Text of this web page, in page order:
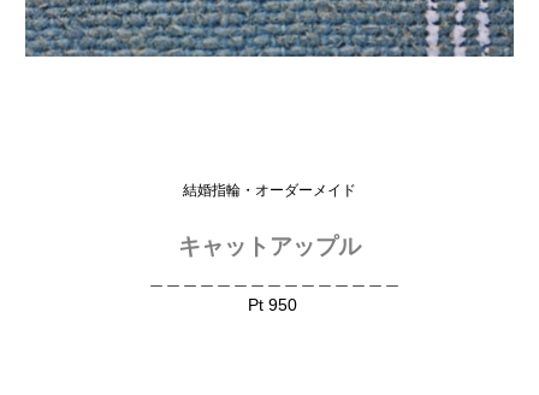
結婚指輪・オーダーメイド
キャットアップル
Pt 950